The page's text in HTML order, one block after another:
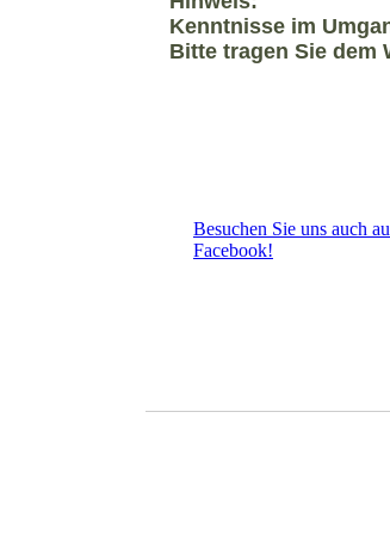
Kenntnisse im
Bitte tragen Sie dem
Besuchen Sie uns auch
Facebook!